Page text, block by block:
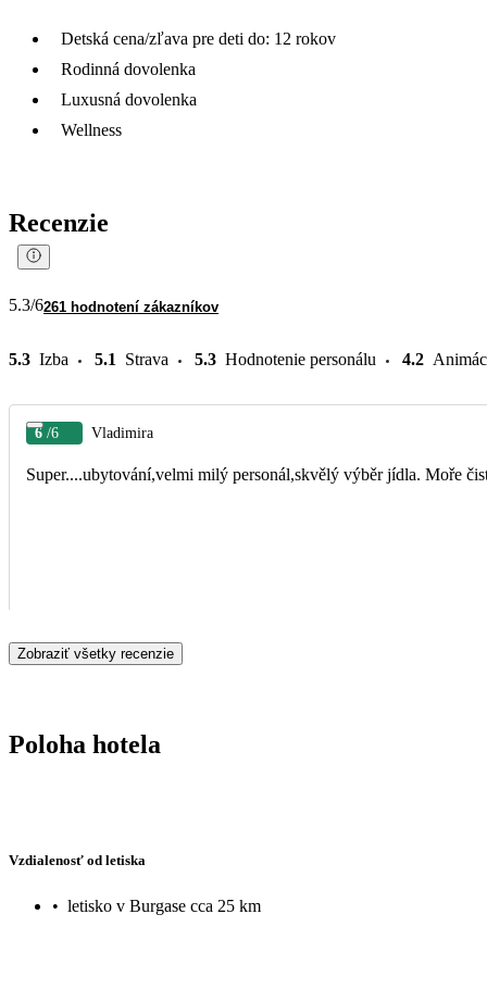
Detská cena/zľava pre deti do: 12 rokov
Rodinná dovolenka
Luxusná dovolenka
Wellness
Recenzie
5.3/6261 hodnotení zákazníkov
5.3 Izba 5.1 Strava 5.3 Hodnotenie personálu 4.2
6 /6 Vladimira
Zobraziť všetky recenzie
Poloha hotela
Vzdialenosť od letiska
• letisko v Burgase cca 25 km